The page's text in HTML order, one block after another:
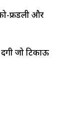
फ्रेंडली और
जो टिकाऊ